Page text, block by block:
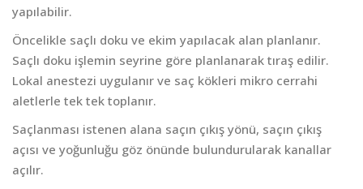
yapılabilir.
Öncelikle saçlı doku ve ekim yapılacak alan planlanır.
Saçlı doku işlemin seyrine göre planlanarak tıraş edilir.
Lokal anestezi uygulanır ve saç kökleri mikro cerrahi
aletlerle tek tek toplanır.
Saçlanması istenen alana saçın çıkış yönü, saçın çıkış
açısı ve yoğunluğu göz önünde bulundurularak kanallar
açılır.